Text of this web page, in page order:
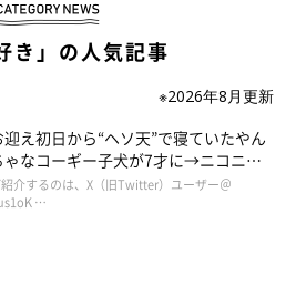
は、マロたんが歩き出すサインです。
きましょう。
き」の人気記事
※2026年8月更新
迎え初日から“ヘソ天”で寝ていたやん
ゃなコーギー子犬が7才に→ニコニ
“コーギースマイル”が魅力のコに成
！
紹介するのは、X（旧Twitter）ユーザー＠
…